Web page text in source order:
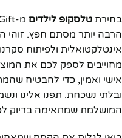
בחירת טלסקופ לילדים
הרבה יותר מסתם חפץ.
מחוייבים לספק לכם את
אישי ואמין, כדי להבטיח
ובלתי נשכחת. תפנו אלינו
המושלמת שמתאימה בדיוק